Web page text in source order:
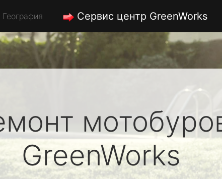
География Сервис центр GreenWorks
GreenWorks